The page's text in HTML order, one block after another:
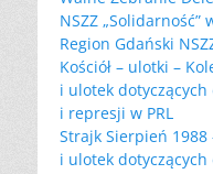
NSZZ
Region Gdański
Kościół – ulotki –
i ulotek
i represji w PRL
Strajk Sierpień 1988
i ulotek